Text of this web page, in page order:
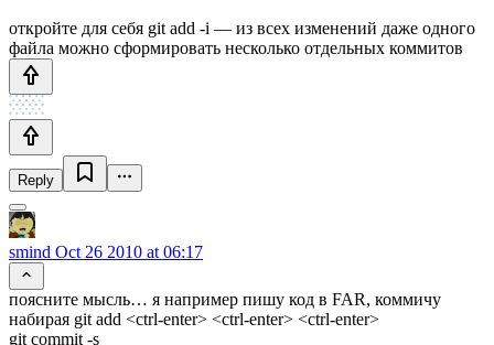
откройте для себя git add -i — из всех изменений даже одного
файла можно сформировать несколько отдельных коммитов
Reply
smind Oct 26 2010 at 06:17
поясните мысль… я например пишу код в FAR, коммичу
набирая git add <ctrl-enter> <ctrl-enter> <ctrl-enter>
git commit -s